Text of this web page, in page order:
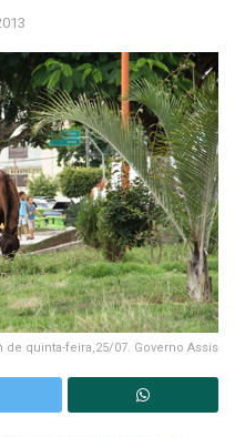
quinta-feira,25/07. Governo Assis